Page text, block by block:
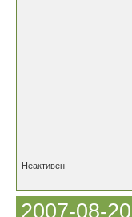
Неактивен
2007-08-